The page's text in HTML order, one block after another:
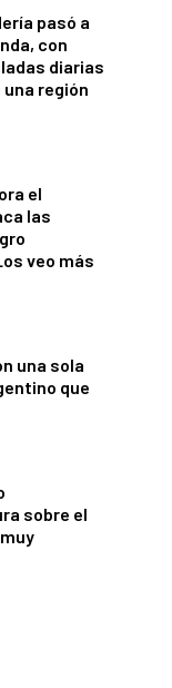
pasó a
con
diarias
región
el
las
veo más
una sola
que
sobre el